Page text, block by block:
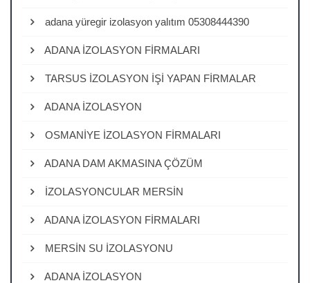
adana yüregir izolasyon yalıtım 05308444390
ADANA İZOLASYON FİRMALARI
TARSUS İZOLASYON İŞİ YAPAN FİRMALAR
ADANA İZOLASYON
OSMANİYE İZOLASYON FİRMALARI
ADANA DAM AKMASINA ÇÖZÜM
İZOLASYONCULAR MERSİN
ADANA İZOLASYON FİRMALARI
MERSİN SU İZOLASYONU
ADANA İZOLASYON